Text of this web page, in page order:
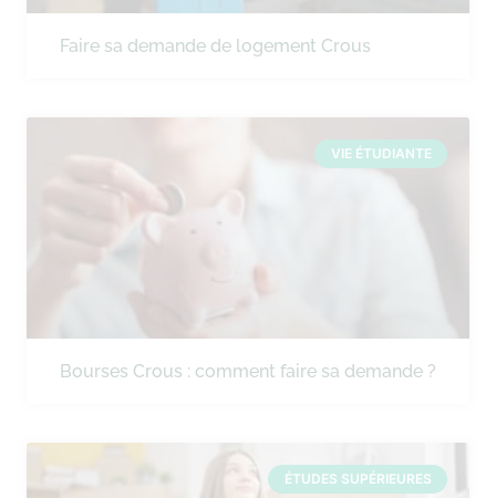
Faire sa demande de logement Crous
VIE ÉTUDIANTE
Bourses Crous : comment faire sa demande ?
ÉTUDES SUPÉRIEURES